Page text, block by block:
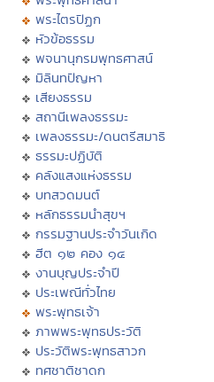
พระไตรปิฏก
หัวข้อธรรม
พจนานุกรมพุทธศาสน์
มิลินทปัญหา
เสียงธรรม
สถานีเพลงธรรมะ
เพลงธรรมะ/ดนตรีสมาธิ
ธรรมะปฏิบัติ
คลังแสงแห่งธรรม
บทสวดมนต์
หลักธรรมนำสุขฯ
กรรมฐานประจำวันเกิด
ฮีต ๑๒ คอง ๑๔
งานบุญประจำปี
ประเพณีทั่วไทย
พระพุทธเจ้า
ภาพพระพุทธประวัติ
ประวัติพระพุทธสาวก
ทศชาติชาดก